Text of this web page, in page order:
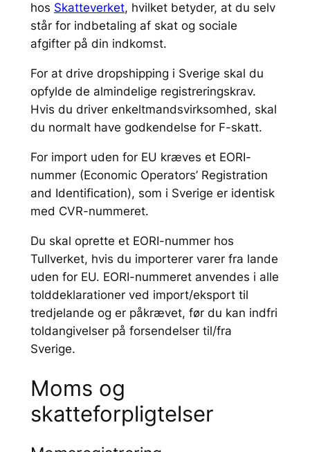
hos Skatteverket, hvilket betyder, at du selv
står for indbetaling af skat og sociale
afgifter på din indkomst.
For at drive dropshipping i Sverige skal du
opfylde de almindelige registreringskrav.
Hvis du driver enkeltmandsvirksomhed, skal
du normalt have godkendelse for F-skatt.
For import uden for EU kræves et EORI-
nummer (Economic Operators’ Registration
and Identification), som i Sverige er identisk
med CVR-nummeret.
Du skal oprette et EORI-nummer hos
Tullverket, hvis du importerer varer fra lande
uden for EU. EORI-nummeret anvendes i alle
tolddeklarationer ved import/eksport til
tredjelande og er påkrævet, før du kan indfri
toldangivelser på forsendelser til/fra
Sverige.
Moms og
skatteforpligtelser